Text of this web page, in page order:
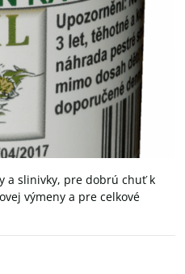
a slinivky, pre dobrú chuť k
výmeny a pre celkové